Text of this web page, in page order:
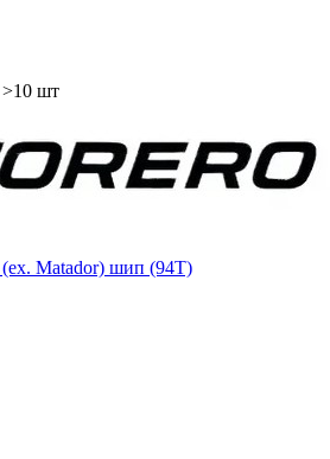
>10 шт
Matador) шип (94T)